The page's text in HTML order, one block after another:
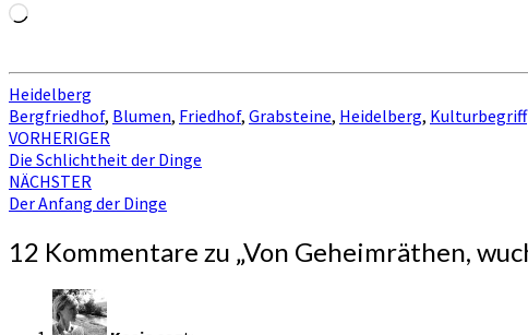
Wird
Heidelberg
Bergfriedhof, Blumen, Friedhof, Grabsteine, Heidelberg, Kulturbegriff
Beitragsnavigation
VORHERIGER
Die Schlichtheit der Dinge
NÄCHSTER
Der Anfang der Dinge
12 Kommentare zu „Von Geheimräthen,